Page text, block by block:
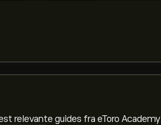
relevante guides fra eToro Academy